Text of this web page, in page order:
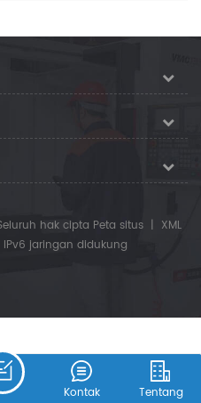
hak cipta Peta situs | XML
IPv6 jaringan didukung
Tentang
Kontak